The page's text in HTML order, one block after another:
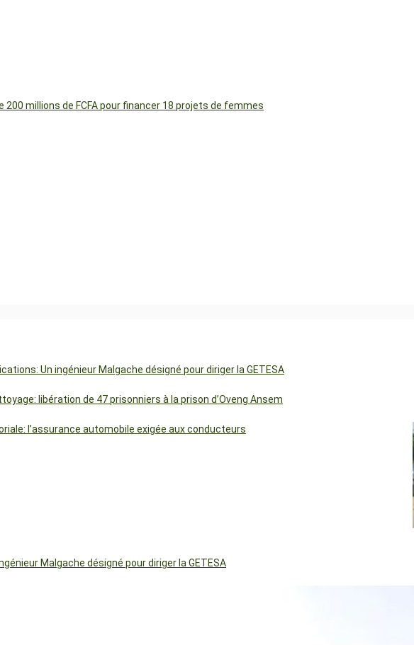
200 millions de FCFA pour financer 18 projets de femmes
Un ingénieur Malgache désigné pour diriger la GETESA
libération de 47 prisonniers à la prison d’Oveng Ansem
l’assurance automobile exigée aux conducteurs
Malgache désigné pour diriger la GETESA